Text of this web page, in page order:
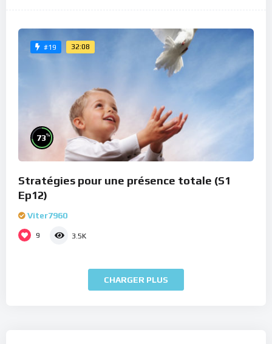
#19 32:08
73%
Stratégies pour une présence totale (S1
Ep12)
Viter7960
9 3.5K
CHARGER PLUS